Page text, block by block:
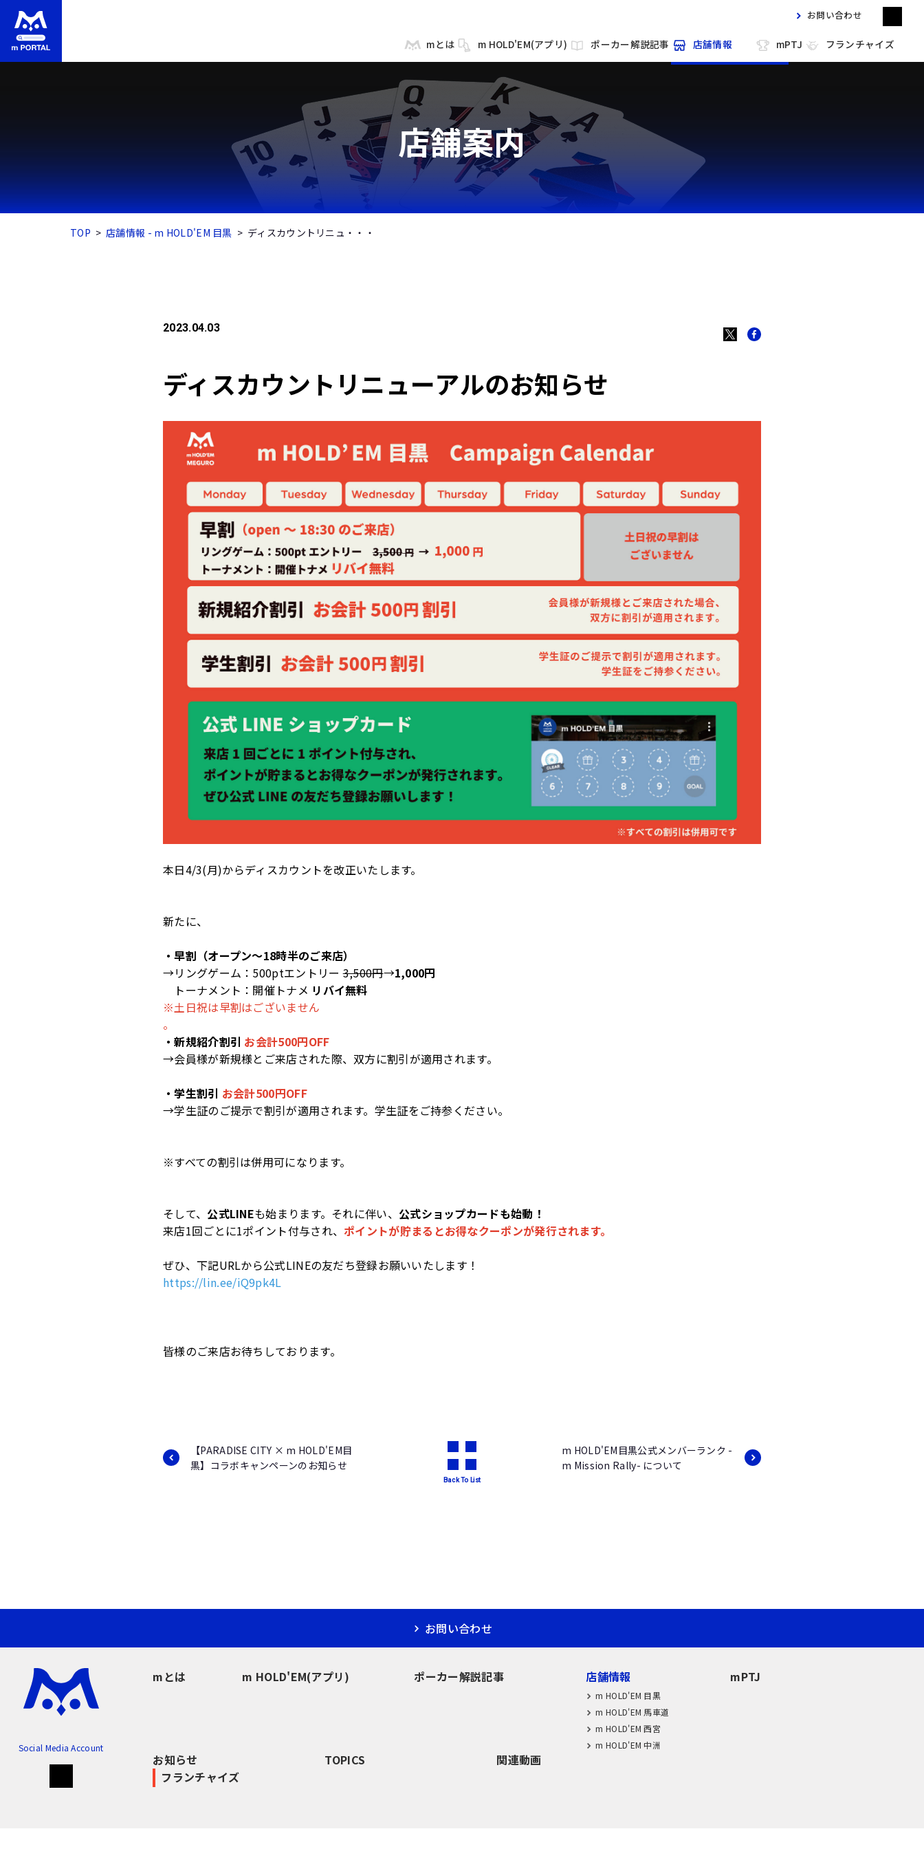
mとは m HOLD'EM(アプリ) ポーカー解説記事 店舗情報 mPTJ フランチャイズ
お問い合わせ
店舗案内
TOP 店舗情報 - m HOLD'EM 目黒 ディスカウントリニュ・・・
2023.04.03
ディスカウントリニューアルのお知らせ
本日4/3(月)からディスカウントを改正いたします。
新たに、
・早割（オープン～18時半のご来店）
→リングゲーム：500ptエントリー3,500円→1,000円
トーナメント：開催トナメ リバイ無料
※土日祝は早割はございません
。
・新規紹介割引 お会計500円OFF
→会員様が新規様とご来店された際、双方に割引が適用されます。
・学生割引 お会計500円OFF
→学生証のご提示で割引が適用されます。学生証をご持参ください。
※すべての割引は併用可になります。
そして、 公式LINEも始まります。それに伴い、 公式ショップカードも始動！
来店1回ごとに1ポイント付与され、 ポイントが貯まるとお得なクーポンが発行されます。
ぜひ、下記URLから公式LINEの友だち登録お願いいたします！
https://lin.ee/iQ9pk4L
皆様のご来店お待ちしております。
【PARADISE CITY × m HOLD'EM目
黒】コラボキャンペーンのお知らせ
Back To List
m HOLD'EM目黒公式メンバーランク -
m Mission Rally- について
お問い合わせ
Social Media Account
mとは m HOLD'EM(アプリ) ポーカー解説記事 店舗情報
m HOLD'EM 目黒
m HOLD'EM 馬車道
m HOLD'EM 西宮
m HOLD'EM 中洲
mPTJ
お知らせ TOPICS
関連動画
フランチャイズ